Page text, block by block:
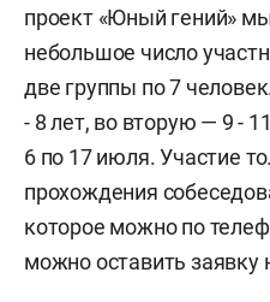
проект «Юный гений»
небольшое число
две группы по 7
- 8 лет, во вторую — 9 -
6 по 17 июля. Участие
прохождения
которое можно по
можно оставить заявку